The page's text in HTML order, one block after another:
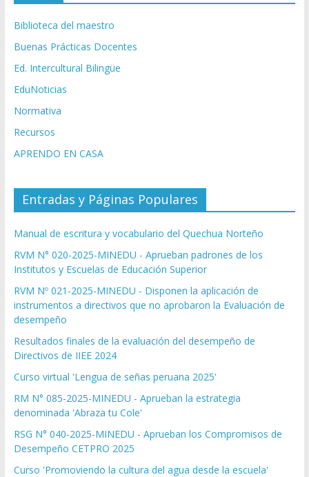
Biblioteca del maestro
Buenas Prácticas Docentes
Ed. Intercultural Bilingüe
EduNoticias
Normativa
Recursos
APRENDO EN CASA
Entradas y Páginas Populares
Manual de escritura y vocabulario del Quechua Norteño
RVM N° 020-2025-MINEDU - Aprueban padrones de los
Institutos y Escuelas de Educación Superior
RVM Nº 021-2025-MINEDU - Disponen la aplicación de
instrumentos a directivos que no aprobaron la Evaluación de
desempeño
Resultados finales de la evaluación del desempeño de
Directivos de IIEE 2024
Curso virtual 'Lengua de señas peruana 2025'
RM N° 085-2025-MINEDU - Aprueban la estrategia
denominada 'Abraza tu Cole'
RSG N° 040-2025-MINEDU - Aprueban los Compromisos de
Desempeño CETPRO 2025
Curso 'Promoviendo la cultura del agua desde la escuela'